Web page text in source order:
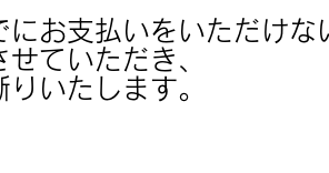
にお支払いをいただけな
ていただき、
いたします。